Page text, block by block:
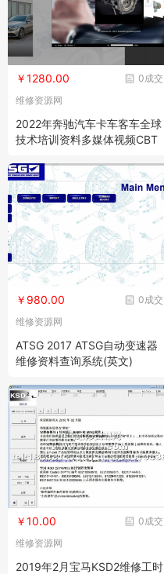
0成交
￥1280.00
维修资源网
2022年奔驰汽车卡车客车全球
技术培训资料多媒体视频CBT
0成交
￥980.00
维修资源网
ATSG 2017 ATSG自动变速器
维修资料查询系统(英文)
0成交
￥10.00
维修资源网
2019年2月宝马KSD2维修工时